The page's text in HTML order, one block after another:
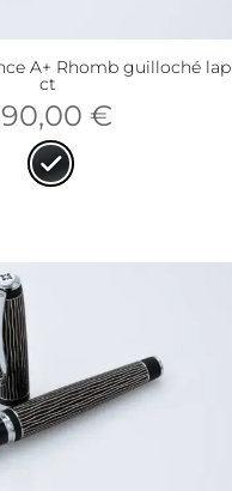
A+ Rhomb guilloché
ct
€